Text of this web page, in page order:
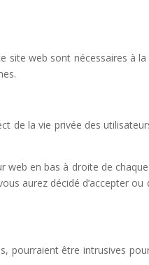
site web sont nécessaires à
de la vie privée des
en bas à droite de
aurez décidé d’accepter ou
pourraient être intrusives